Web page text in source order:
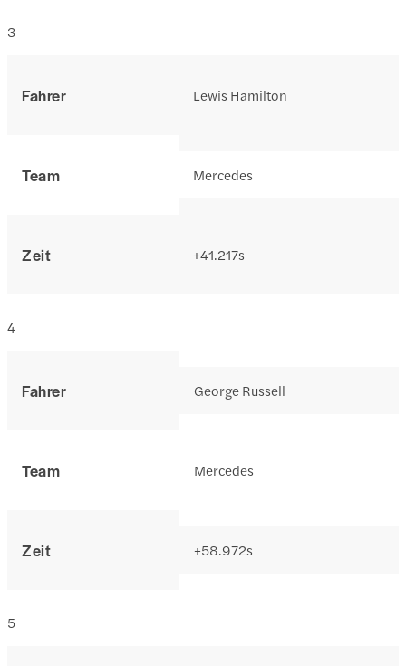
Fahrer
Team
Zeit
3
Lewis Hamilton
Mercedes
+41.217s
Fahrer
Team
Zeit
4
George Russell
Mercedes
+58.972s
5